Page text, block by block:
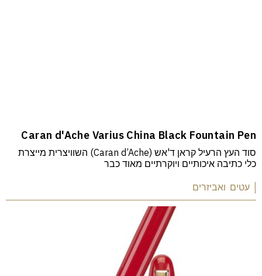
Caran d'Ache Varius China Black Fountain Pen
סוד העץ הרעיל קראן ד'אש (Caran d’Ache) השוויצרית מייצרת
כלי כתיבה איכותיים ויוקרתיים מאוד כבר
| עטים ואביזרים